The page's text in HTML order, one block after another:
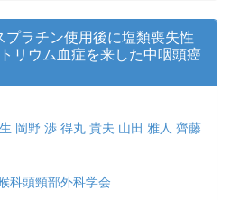
プラチン使用後に塩類喪失性
リウム血症を来した中咽頭癌
岡野 渉 得丸 貴夫 山田 雅人 齊藤
科頭頸部外科学会